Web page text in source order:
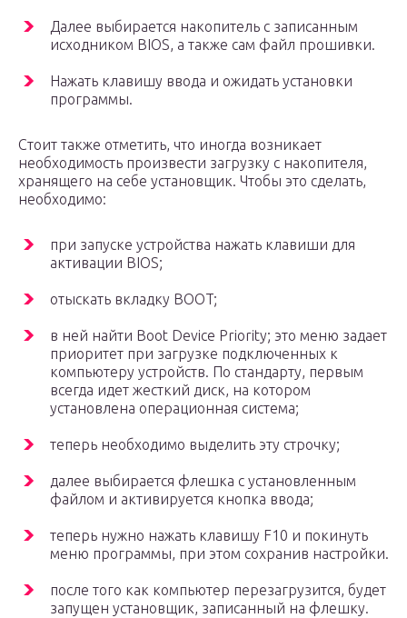
Далее выбирается накопитель с записанным
исходником BIOS, а также сам файл прошивки.
Нажать клавишу ввода и ожидать установки
программы.
Стоит также отметить, что иногда возникает
необходимость произвести загрузку с накопителя,
хранящего на себе установщик. Чтобы это сделать,
необходимо:
при запуске устройства нажать клавиши для
активации BIOS;
отыскать вкладку BOOT;
в ней найти Boot Device Priority; это меню задает
приоритет при загрузке подключенных к
компьютеру устройств. По стандарту, первым
всегда идет жесткий диск, на котором
установлена операционная система;
теперь необходимо выделить эту строчку;
далее выбирается флешка с установленным
файлом и активируется кнопка ввода;
теперь нужно нажать клавишу F10 и покинуть
меню программы, при этом сохранив настройки.
после того как компьютер перезагрузится, будет
запущен установщик, записанный на флешку.